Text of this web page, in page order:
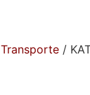
Transporte /